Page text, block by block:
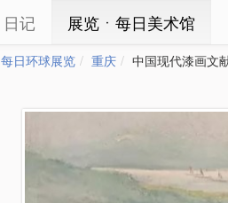
日记 展览ㆍ每日美术馆
每日环球展览 重庆 中国现代漆画文